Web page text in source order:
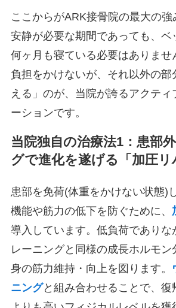
ここからがARK接骨院の最大の
安静が必要な期間であっても、ベ
何ヶ月も寝ている必要はありませ
負担をかけないが、それ以外の部
える」のが、当院が誇るアクティ
ーションです。
当院独自の治療法1：患部
グで進化を遂げる「加圧リ
患部を免荷(体重をかけない状態)
機能や筋力の低下を防ぐために、
導入しています。低負荷でありな
レーニングと同様の成長ホルモン
身の筋力維持・向上を図ります。
ニングと組み合わせることで、復